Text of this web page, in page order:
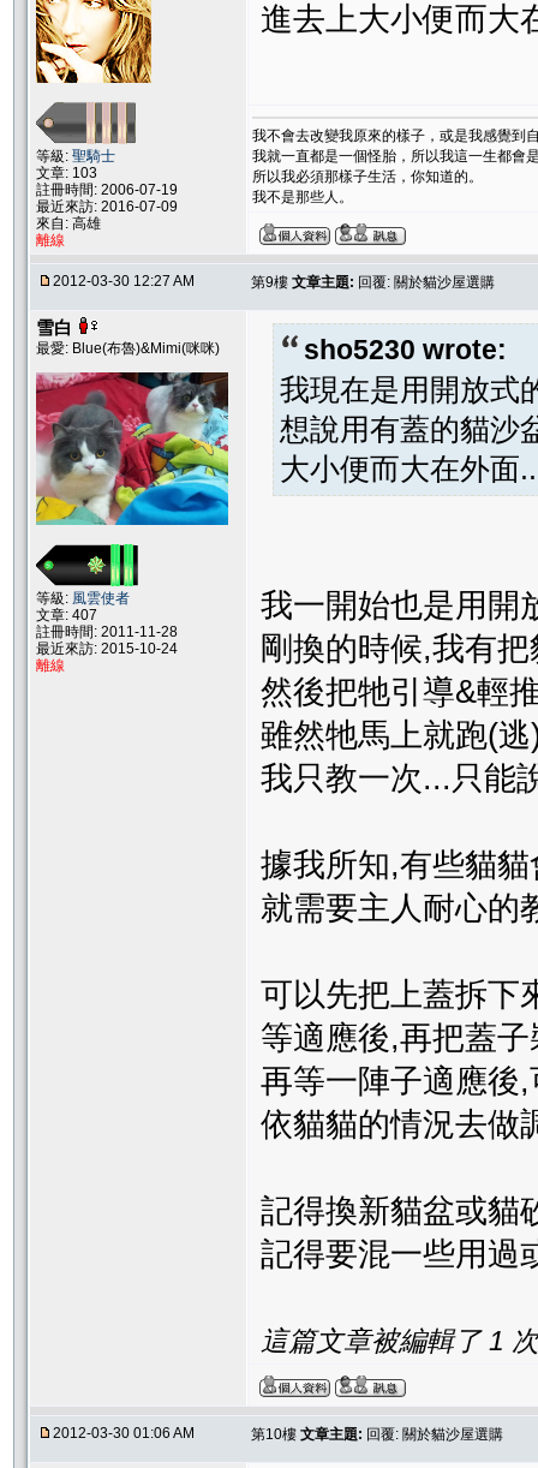
等級: 聖騎士
文章: 103
註冊時間: 2006-07-19
最近來訪: 2016-07-09
來自: 高雄
離線
進去上大小便而大
我不會去改變我原來的樣子，或是我感覺到
我就一直都是一個怪胎，所以我這一生都會
所以我必須那樣子生活，你知道的。
我不是那些人。
2012-03-30 12:27 AM 第9樓 文章主題: 回覆: 關於貓沙屋選購
雪白
最愛: Blue(布魯)&Mimi(咪咪)
等級: 風雲使者
文章: 407
註冊時間: 2011-11-28
最近來訪: 2015-10-24
離線
sho5230 wrote:
我現在是用開放式
想說用有蓋的貓沙
大小便而大在外面
我一開始也是用開
剛換的時候,我有
然後把牠引導&輕
雖然牠馬上就跑(
我只教一次...只能
據我所知,有些貓
就需要主人耐心的
可以先把上蓋拆下
等適應後,再把蓋
再等一陣子適應後
依貓貓的情況去做
記得換新貓盆或貓
記得要混一些用過
這篇文章被編輯了 1
2012-03-30 01:06 AM 第10樓 文章主題: 回覆: 關於貓沙屋選購